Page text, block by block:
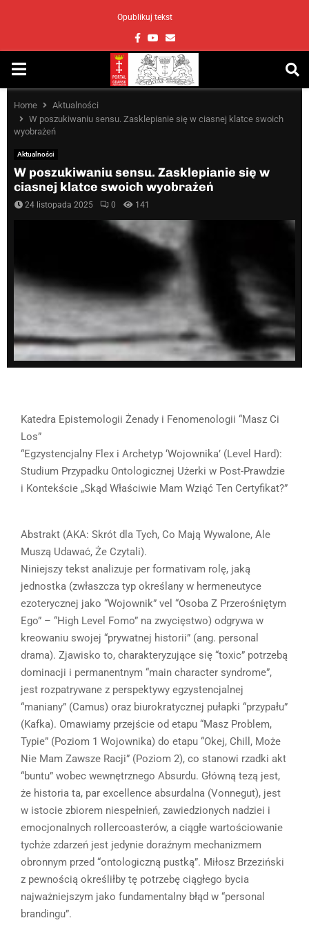
Opublikuj tekst
Facebook
Youtube
Email
PRIMARY
MENU
Home
Aktualności
W poszukiwaniu sensu. Zasklepianie się w ciasnej klatce swoich
wyobrażeń
Aktualności
W poszukiwaniu sensu. Zasklepianie się w
ciasnej klatce swoich wyobrażeń
24 listopada 2025 0 141
Katedra Epistemologii Żenady i Fenomenologii “Masz Ci
Los”
“Egzystencjalny Flex i Archetyp ‘Wojownika’ (Level Hard):
Studium Przypadku Ontologicznej Użerki w Post-Prawdzie
i Kontekście „Skąd Właściwie Mam Wziąć Ten Certyfikat?”
Abstrakt (AKA: Skrót dla Tych, Co Mają Wywalone, Ale
Muszą Udawać, Że Czytali).
Niniejszy tekst analizuje per formativam rolę, jaką
jednostka (zwłaszcza typ określany w hermeneutyce
ezoterycznej jako “Wojownik” vel “Osoba Z Przerośniętym
Ego” – “High Level Fomo” na zwycięstwo) odgrywa w
kreowaniu swojej “prywatnej historii” (ang. personal
drama). Zjawisko to, charakteryzujące się “toxic” potrzebą
dominacji i permanentnym “main character syndrome”,
jest rozpatrywane z perspektywy egzystencjalnej
“maniany” (Camus) oraz biurokratycznej pułapki “przypału”
(Kafka). Omawiamy przejście od etapu “Masz Problem,
Typie” (Poziom 1 Wojownika) do etapu “Okej, Chill, Może
Nie Mam Zawsze Racji” (Poziom 2), co stanowi rzadki akt
“buntu” wobec wewnętrznego Absurdu. Główną tezą jest,
że historia ta, par excellence absurdalna (Vonnegut), jest
w istocie zbiorem niespełnień, zawiedzionych nadziei i
emocjonalnych rollercoasterów, a ciągłe wartościowanie
tychże zdarzeń jest jedynie doraźnym mechanizmem
obronnym przed “ontologiczną pustką”. Miłosz Brzeziński
z pewnością określiłby tę potrzebę ciągłego bycia
najważniejszym jako fundamentalny błąd w “personal
brandingu”.